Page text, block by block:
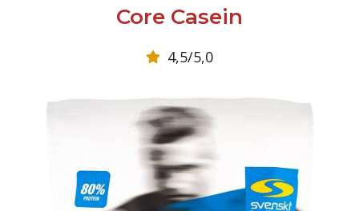
Core Casein
4,5/5,0